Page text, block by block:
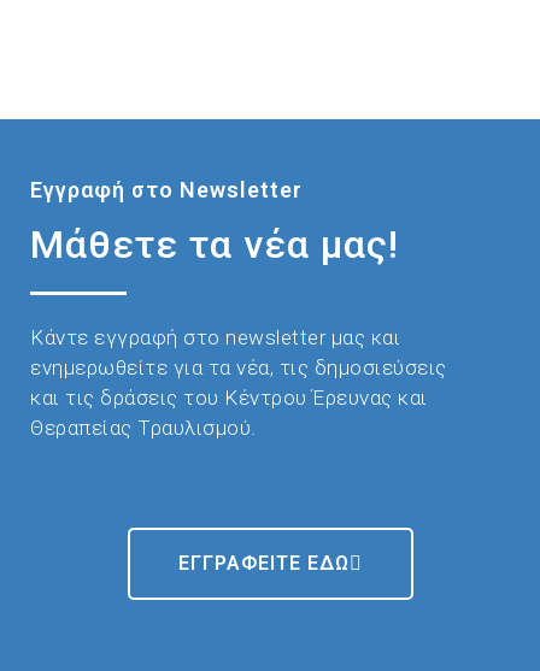
Εγγραφή στο Newsletter
Μάθετε τα νέα μας!
Κάντε εγγραφή στο newsletter μας και
ενημερωθείτε για τα νέα, τις δημοσιεύσεις
και τις δράσεις του Κέντρου Έρευνας και
Θεραπείας Τραυλισμού.
ΕΓΓΡΑΦΕΙΤΕ ΕΔΩ